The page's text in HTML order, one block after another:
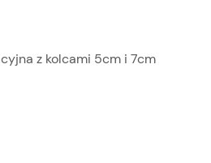
z kolcami 5cm i 7cm